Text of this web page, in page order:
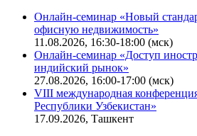
Онлайн-семинар «Новый
офисную недвижимость»
11.08.2026, 16:30-18:00 (мск)
Онлайн-семинар «Доступ
индийский рынок»
27.08.2026, 16:00-17:00 (мск)
VIII международная
Республики Узбекистан»
17.09.2026, Ташкент